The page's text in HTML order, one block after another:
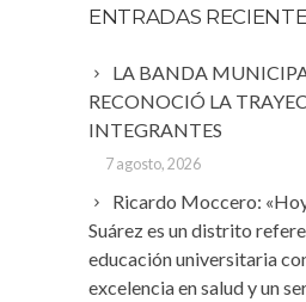
ENTRADAS
LA BANDA
RECONOCIÓ LA
INTEGRANTES
7 agosto, 2026
Ricardo Moccero:
Suárez es un distrito
educación universitaria
excelencia en salud y un